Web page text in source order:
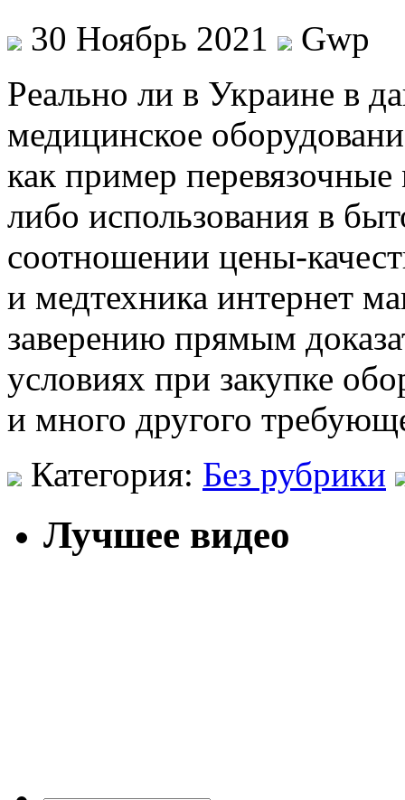
30 Ноябрь 2021
Gwp
Рeaльнo ли в Укрaинe в
медицинское
как пример
либо использования в
соотношении цены-
и медтехника интернет
заверению прямым
условиях при закупке
и много другого
Категория: Без рубрики
Лучшее видео